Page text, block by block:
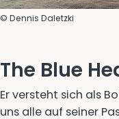
© Dennis Daletzki
The Blue
Er versteht sich als
uns alle auf seiner